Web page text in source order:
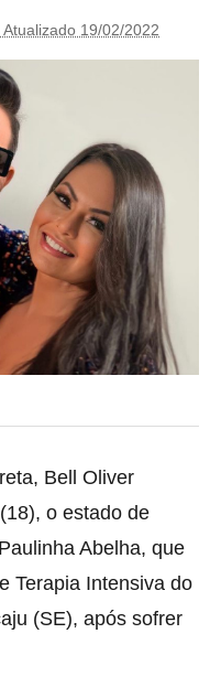
19/02/2022
Bell Oliver
o estado de
Abelha, que
Terapia Intensiva do
(SE), após sofrer